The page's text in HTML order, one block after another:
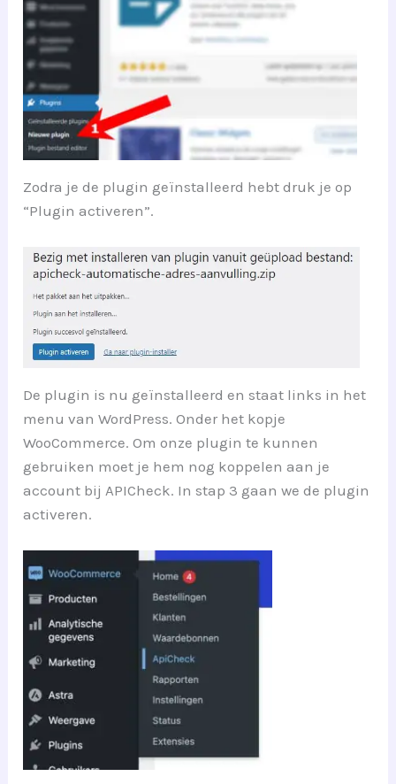
Zodra je de plugin geïnstalleerd hebt druk je op
“Plugin activeren”.
De plugin is nu geïnstalleerd en staat links in het
menu van WordPress. Onder het kopje
WooCommerce. Om onze plugin te kunnen
gebruiken moet je hem nog koppelen aan je
account bij APICheck. In stap 3 gaan we de plugin
activeren.